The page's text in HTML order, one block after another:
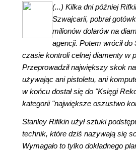
(...) Kilka dni później
Szwajcarii, pobrał
milionów dolarów na
agencji. Potem wrócił
czasie kontroli celnej diamenty w
Przeprowadził największy skok
używając ani pistoletu, ani
w końcu dostał się do "Księgi
kategorii "największe oszustwo
Stanley Rifikin użył sztuki
technik, które dziś nazywają się
Wymagało to tylko dokładnego